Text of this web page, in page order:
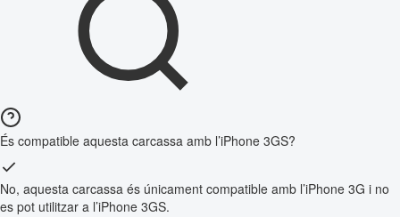
És compatible aquesta carcassa amb l’iPhone 3GS?
No, aquesta carcassa és únicament compatible amb l’iPhone 3G i no
es pot utilitzar a l’iPhone 3GS.